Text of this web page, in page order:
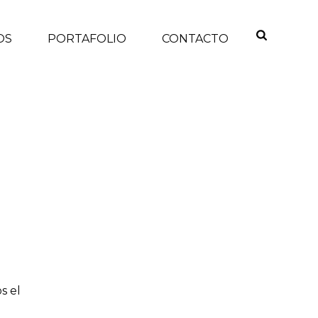
PORTAFOLIO CONTACTO
el